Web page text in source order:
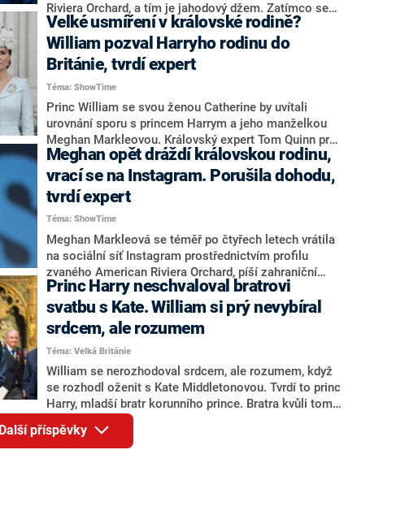
Riviera Orchard, a tím je jahodový džem. Zatímco se
vévodkyně ze Sussexu plně věnuje novému byznysu,
špatné vztahy s britskou královskou rodinou ji zřejmě
moc netrápí. Markleové by dokonce ani nevadilo,
kdyby svého švagra, prince Williama, a jeho manželku
Kate už nikdy neviděla, řekl zdroj pro magazín OK!
Velké usmíření v královské rodině?
William pozval Harryho rodinu do
Británie, tvrdí expert
Téma: ShowTime
Princ William se svou ženou Catherine by uvítali
urovnání sporu s princem Harrym a jeho manželkou
Meghan Markleovou. Královský expert Tom Quinn pro
deník Mirror řekl, že je požádali, aby přicestovali do
Spojeného království i se svými dětmi. To však podle
odborníka měla Markleová odmítnout.
Meghan opět dráždí královskou rodinu,
vrací se na Instagram. Porušila dohodu,
tvrdí expert
Téma: ShowTime
Meghan Markleová se téměř po čtyřech letech vrátila
na sociální síť Instagram prostřednictvím profilu
zvaného American Riviera Orchard, píší zahraniční
weby. Britský web Mirror upozorňuje, že tento
obchodní profil manželky prince Harryho by mohl
narušit dohodu sjednanou s britskou královskou
rodinou.
Princ Harry neschvaloval bratrovi
svatbu s Kate. William si prý nevybíral
srdcem, ale rozumem
Téma: Velká Británie
William se nerozhodoval srdcem, ale rozumem, když
se rozhodl oženit s Kate Middletonovou. Tvrdí to princ
Harry, mladší bratr korunního prince. Bratra kvůli tomu
kritizoval, a to byl také jeden z důvodů, proč se oba
sourozenci začali navzájem odcizovat, píše o tom
magazín Page Six s odkazem na slova spisovatele
Další příspěvky